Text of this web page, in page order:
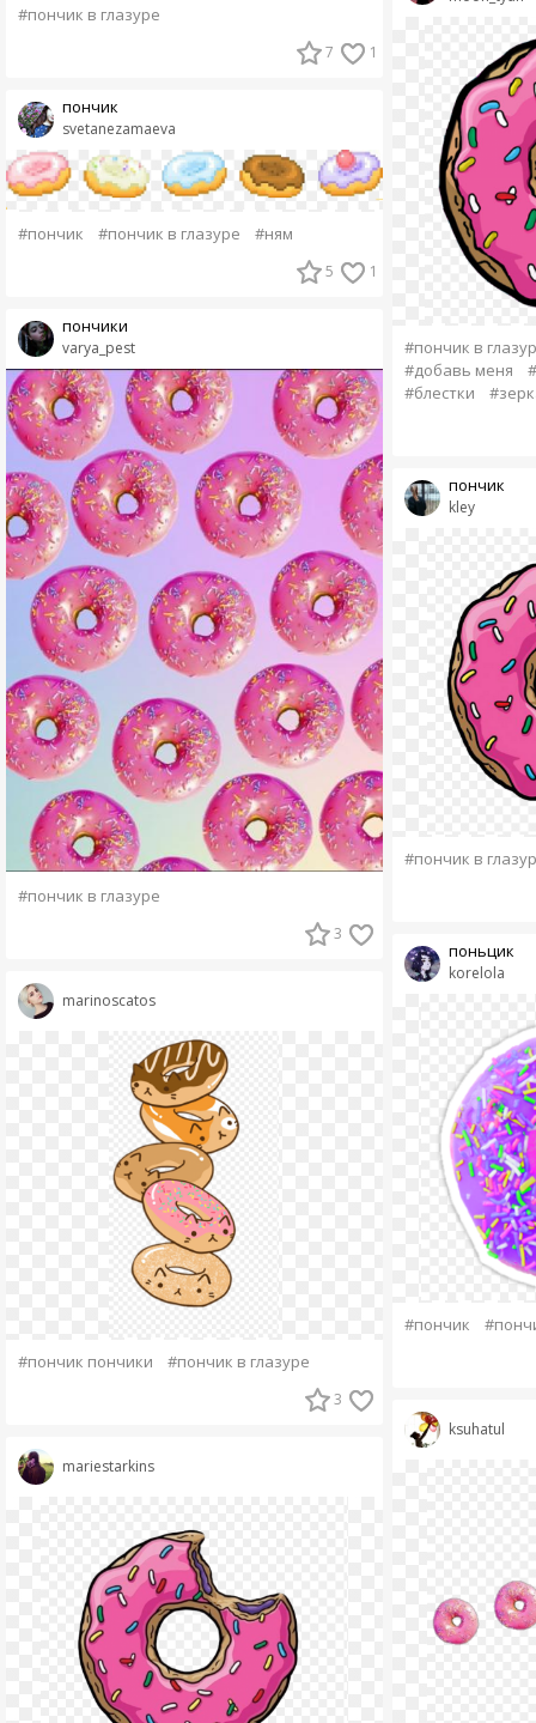
#пончик в глазуре
7 1
svetanezamaeva
пончик
#пончик #пончик в глазуре #ням
5 1
varya_pest
пончики
#пончик в глазуре
3
marinoscatos
#пончик пончики #пончик в глазуре
3
mariestarkins
#пончик в
#добавь меня
#блестки
kley
пончик
#пончик в
korelola
поньцик
#пончик
ksuhatul